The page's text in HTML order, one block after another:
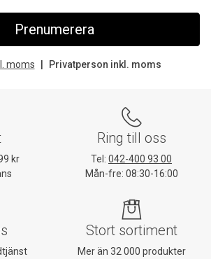
Prenumerera
moms Privatperson inkl. moms
kr
Ring till oss
Tel: 042-400 93 00
Mån-fre: 08:30-16:00
Stort sortiment
Mer än 32 000 produkter